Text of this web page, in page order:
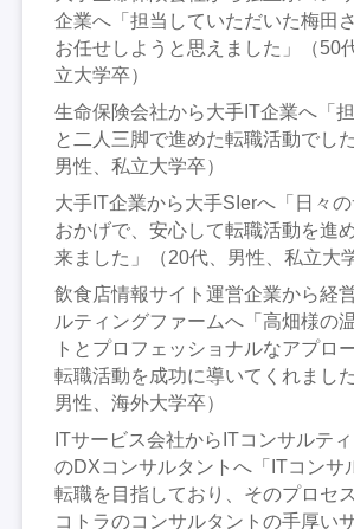
企業へ「担当していただいた梅田
お任せしようと思えました」（50
立大学卒）
生命保険会社から大手IT企業へ「
と二人三脚で進めた転職活動でし
男性、私立大学卒）
大手IT企業から大手SIerへ「日々
おかげで、安心して転職活動を進
来ました」（20代、男性、私立大
飲食店情報サイト運営企業から経
ルティングファームへ「高畑様の
トとプロフェッショナルなアプロ
転職活動を成功に導いてくれまし
男性、海外大学卒）
ITサービス会社からITコンサルテ
のDXコンサルタントへ「ITコンサ
転職を目指しており、そのプロセ
コトラのコンサルタントの手厚い